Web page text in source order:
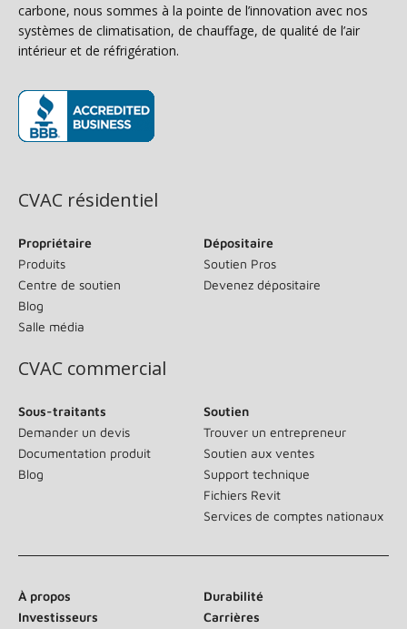
carbone, nous sommes à la pointe de l’innovation avec nos
systèmes de climatisation, de chauffage, de qualité de l’air
intérieur et de réfrigération.
CVAC résidentiel
Propriétaire
Produits
Centre de soutien
Blog
Salle média
Dépositaire
Soutien Pros
Devenez dépositaire
CVAC commercial
Sous-traitants
Demander un devis
Documentation produit
Blog
Soutien
Trouver un entrepreneur
Soutien aux ventes
Support technique
Fichiers Revit
Services de comptes nationaux
À propos
Durabilité
Investisseurs
Carrières